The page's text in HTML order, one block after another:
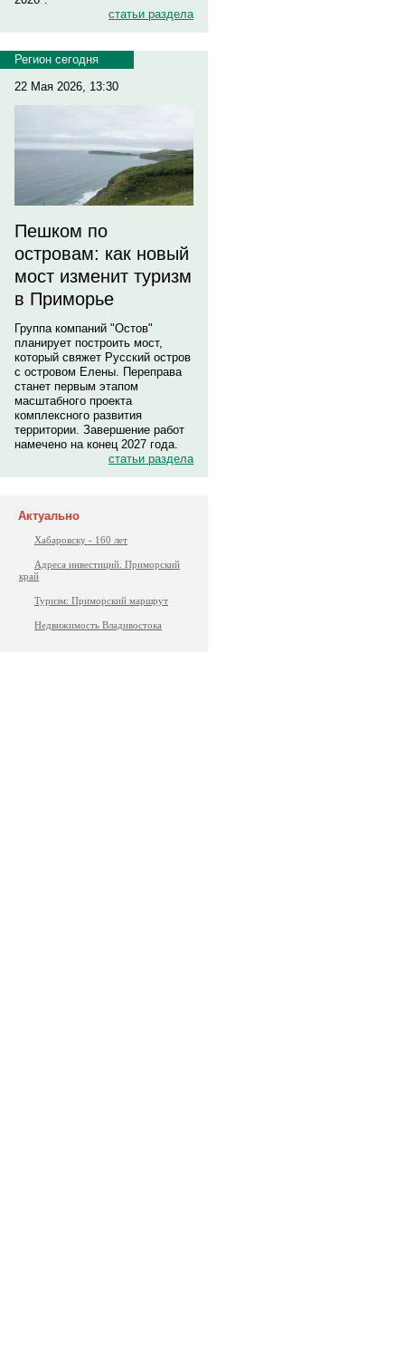
статьи раздела
Регион сегодня
22 Мая 2026, 13:30
Пешком по
островам: как новый
мост изменит туризм
в Приморье
Группа компаний "Остов"
планирует построить мост,
который свяжет Русский остров
с островом Елены. Переправа
станет первым этапом
масштабного проекта
комплексного развития
территории. Завершение работ
намечено на конец 2027 года.
статьи раздела
Актуально
Хабаровску - 160 лет
Адреса инвестиций. Приморский
край
Туризм: Приморский маршрут
Недвижимость Владивостока